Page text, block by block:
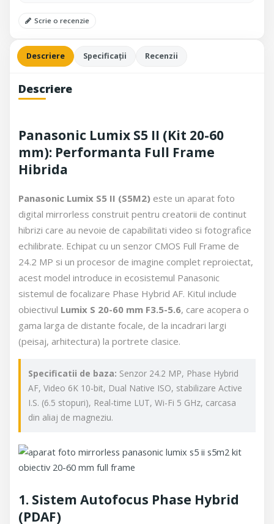
Scrie o recenzie
Descriere Specificații Recenzii
Descriere
Panasonic Lumix S5 II (Kit 20-60
mm): Performanta Full Frame
Hibrida
Panasonic Lumix S5 II (S5M2) este un aparat foto
digital mirrorless construit pentru creatorii de continut
hibrizi care au nevoie de capabilitati video si fotografice
echilibrate. Echipat cu un senzor CMOS Full Frame de
24.2 MP si un procesor de imagine complet reproiectat,
acest model introduce in ecosistemul Panasonic
sistemul de focalizare Phase Hybrid AF. Kitul include
obiectivul Lumix S 20-60 mm F3.5-5.6, care acopera o
gama larga de distante focale, de la incadrari largi
(peisaj, arhitectura) la portrete clasice.
Specificatii de baza: Senzor 24.2 MP, Phase Hybrid
AF, Video 6K 10-bit, Dual Native ISO, stabilizare Active
I.S. (6.5 stopuri), Real-time LUT, Wi-Fi 5 GHz, carcasa
din aliaj de magneziu.
1. Sistem Autofocus Phase Hybrid
(PDAF)